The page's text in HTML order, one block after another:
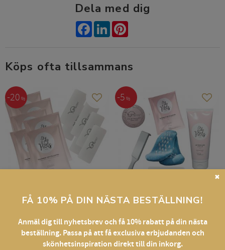
Dela med dig
Facebook
LinkedInPinterest
Köps ofta tillsammans
YumiFeet 20
filplattor
Förbrukningsmaterial för 20 beh
20 % Lägg till i favoriter
YumiFeet BASIC 30
5 %
FÅ 10% PÅ DIN NÄSTA BESTÄLLNING!
Anmäl dig till nyhetsbrev och få 10% rabatt på din nästa
beställning. Passa på att få exclusiva erbjudanden och
skönhetsinspiration direkt till din inkorg.
✖